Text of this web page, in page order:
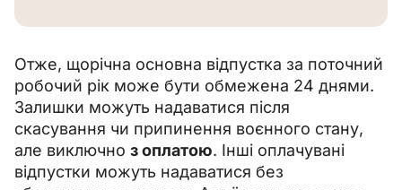
Отже, щорічна основна відпустка за поточний
робочий рік може бути обмежена 24 днями.
Залишки можуть надаватися після
скасування чи припинення воєнного стану,
але виключно з оплатою. Інші оплачувані
відпустки можуть надаватися без